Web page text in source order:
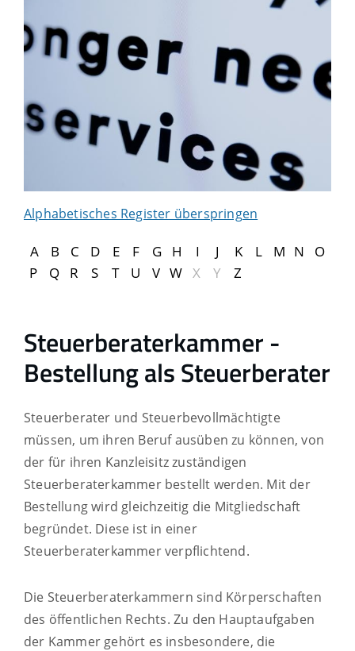
Alphabetisches Register überspringen
A B C D E F G H I J K L M N
O
P
Q R S T U V W X Y Z
Steuerberaterkammer -
Bestellung als Steuerberater
Steuerberater und Steuerbevollmächtigte
müssen, um ihren Beruf ausüben zu können, von
der für ihren Kanzleisitz zuständigen
Steuerberaterkammer bestellt werden. Mit der
Bestellung wird gleichzeitig die Mitgliedschaft
begründet. Diese ist in einer
Steuerberaterkammer verpflichtend.
Die Steuerberaterkammern sind Körperschaften
des öffentlichen Rechts. Zu den Hauptaufgaben
der Kammer gehört es insbesondere, die